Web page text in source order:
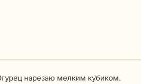
нарезаю мелким кубиком.